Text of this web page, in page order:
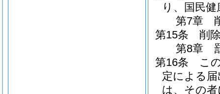
り、国民
第7章
第15条
削
第8章
第16条
こ
定による
は、その